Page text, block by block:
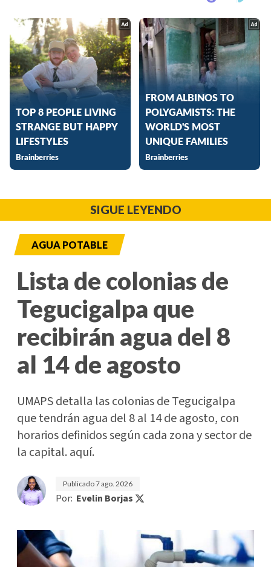
SIGUE LEYENDO
AGUA POTABLE
Lista de colonias de
Tegucigalpa que
recibirán agua del 8
al 14 de agosto
UMAPS detalla las colonias de Tegucigalpa
que tendrán agua del 8 al 14 de agosto, con
horarios definidos según cada zona y sector de
la capital. aquí.
Publicado7 ago. 2026
Por: Evelin Borjas